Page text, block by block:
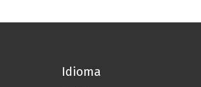
Idioma